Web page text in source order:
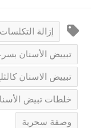
إزالة
تبييض الأسنان
تبييض الاسنان
خلطات تبيض الأسنان في
وصفة سحرية